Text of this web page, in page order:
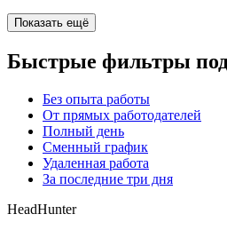
Показать ещё
Быстрые фильтры
Без опыта работы
От прямых работодателей
Полный день
Сменный график
Удаленная работа
За последние три дня
HeadHunter